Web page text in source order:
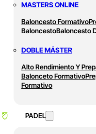
MASTERS ONLINE
Baloncesto Formativo
BaloncestoBaloncesto
DOBLE MÁSTER
Alto Rendimiento Y
Balonceto Formativo
Formativo
PADEL